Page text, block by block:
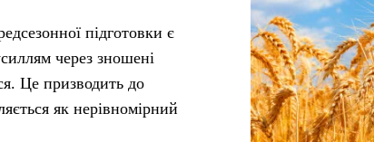
підготовки є
через зношені
Це призводить до
як нерівномірний